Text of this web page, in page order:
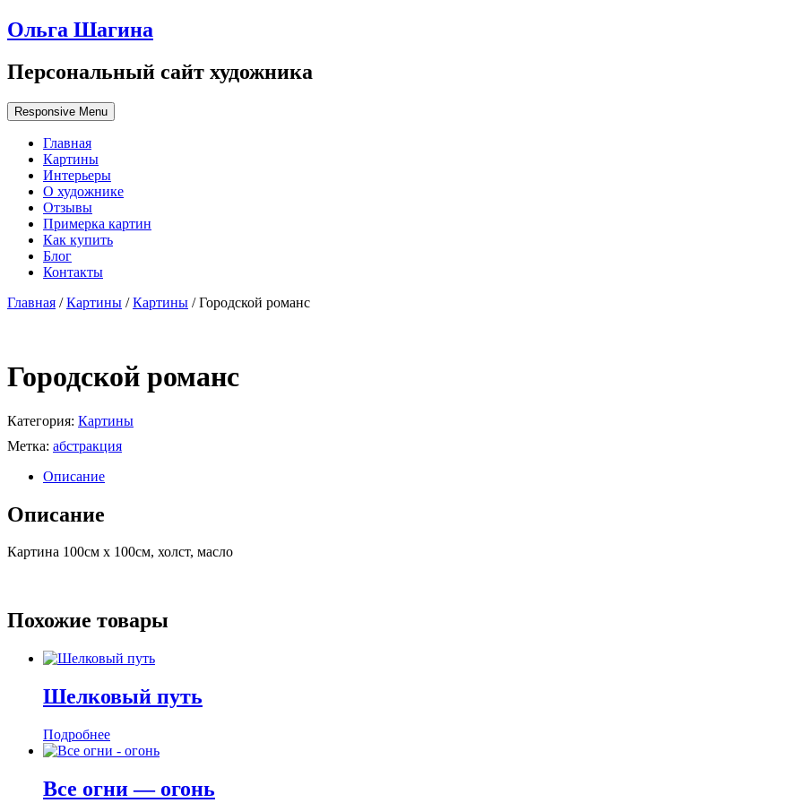
Ольга Шагина
Персональный сайт художника
Responsive Menu
Главная
Картины
Интерьеры
О художнике
Отзывы
Примерка картин
Как купить
Блог
Контакты
Главная /Картины /Картины / Городской романс
Городской романс
Категория: Картины
Метка: абстракция
Описание
Описание
Картина 100см x 100см, холст, масло
Похожие товары
Шелковый путь
Подробнее
Все огни — огонь